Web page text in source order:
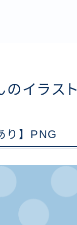
のイラスト
り】PNG